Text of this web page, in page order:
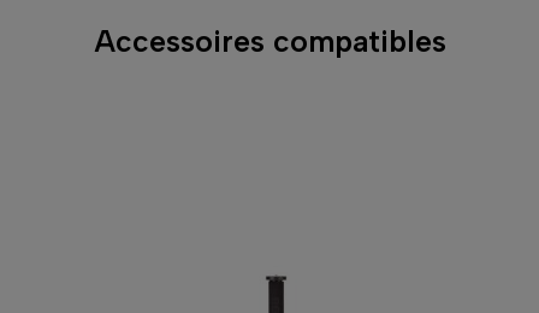
Accessoires compatibles